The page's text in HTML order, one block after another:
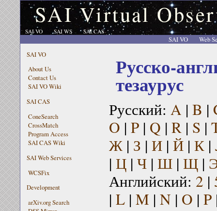
SAI Virtual
SAI VO SAI WS SAI CAS
SAI VO
Web
SAI VO
About Us
Contact Us
SAI VO Wiki
SAI CAS
ConeSearch
CrossMatch
Program Access
SAI CAS Wiki
SAI Web Services
WCSFix
Development
arXiv.org Search
Русско-
тезаурус
Русский: A | B |
O | P| Q | R| S |
Ж| З | И| Й| К|
| Ц| Ч| Ш| Щ|
Английский: 2 |
| L| M | N | O | P